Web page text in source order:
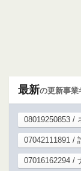
最新の更新事業
08019250853 /
07042111891 /
07016162294 /